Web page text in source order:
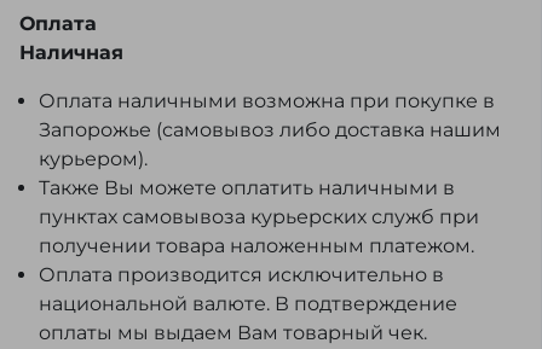
Оплата
Наличная
Оплата наличными возможна при покупке в
Запорожье (самовывоз либо доставка нашим
курьером).
Также Вы можете оплатить наличными в
пунктах самовывоза курьерских служб при
получении товара наложенным платежом.
Оплата производится исключительно в
национальной валюте. В подтверждение
оплаты мы выдаем Вам товарный чек.